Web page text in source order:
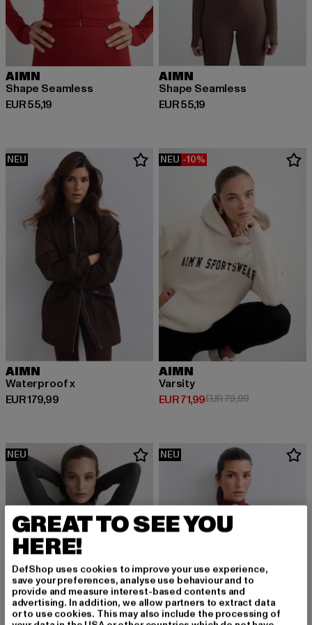
AIMN
Shape Seamless
EUR 55,19
Derzeitiger Preis: EUR 55,19
AIMN
Shape Seamless
EUR 55,19
Derzeitiger Preis: EUR 55,19
NEU
AIMN
Waterproof x
EUR 179,99
Derzeitiger Preis: EUR 179,99
NEU -10%
AIMN
Varsity
EUR 71,99
Derzeitiger Preis: EUR 71,99
EUR 79,99Aktionspreis:
NEU NEU
GREAT TO SEE YOU
HERE!
DefShop uses cookies to improve your use experience,
save your preferences, analyse use behaviour and to
provide and measure interest-based contents and
advertising. In addition, we allow partners to extract data
or to use cookies. This may also include the processing of